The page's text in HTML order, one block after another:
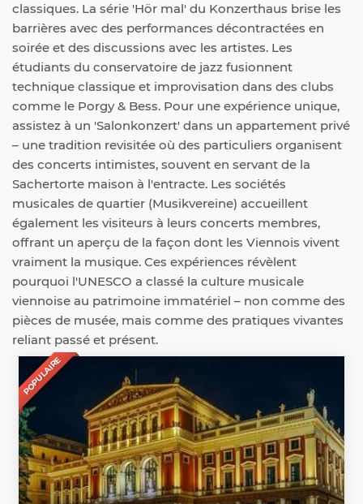
classiques. La série 'Hör mal' du Konzerthaus brise les
barrières avec des performances décontractées en
soirée et des discussions avec les artistes. Les
étudiants du conservatoire de jazz fusionnent
technique classique et improvisation dans des clubs
comme le Porgy & Bess. Pour une expérience unique,
assistez à un 'Salonkonzert' dans un appartement privé
– une tradition revisitée où des particuliers organisent
des concerts intimistes, souvent en servant de la
Sachertorte maison à l'entracte. Les sociétés
musicales de quartier (Musikvereine) accueillent
également les visiteurs à leurs concerts membres,
offrant un aperçu de la façon dont les Viennois vivent
vraiment la musique. Ces expériences révèlent
pourquoi l'UNESCO a classé la culture musicale
viennoise au patrimoine immatériel – non comme des
pièces de musée, mais comme des pratiques vivantes
reliant passé et présent.
POPULAIRE